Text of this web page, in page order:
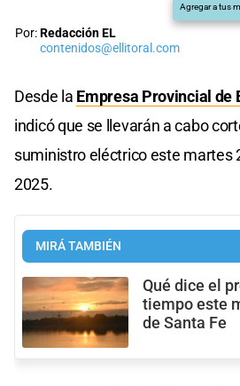
Agregar a tus
Por:Redacción EL
contenidos@ellitoral.com
Desde la Empresa Provincial de
indicó que se llevarán a cabo
suministro eléctrico este martes
2025.
MIRÁ TAMBIÉN
Qué dice el
tiempo este
de Santa Fe